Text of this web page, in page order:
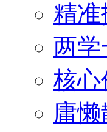
精准
两学
核心
庸